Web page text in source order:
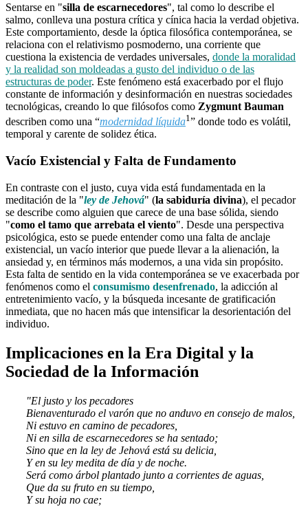
Sentarse en "silla de escarnecedores", tal como lo describe el
salmo, conlleva una postura crítica y cínica hacia la verdad objetiva.
Este comportamiento, desde la óptica filosófica contemporánea, se
relaciona con el relativismo posmoderno, una corriente que
cuestiona la existencia de verdades universales, donde la moralidad
y la realidad son moldeadas a gusto del individuo o de las
estructuras de poder. Este fenómeno está exacerbado por el flujo
constante de información y desinformación en nuestras sociedades
tecnológicas, creando lo que filósofos como Zygmunt Bauman
describen como una “modernidad líquida1 ” donde todo es volátil,
temporal y carente de solidez ética.
Vacío Existencial y Falta de Fundamento
En contraste con el justo, cuya vida está fundamentada en la
meditación de la "ley de Jehová" (la sabiduría divina), el pecador
se describe como alguien que carece de una base sólida, siendo
"como el tamo que arrebata el viento". Desde una perspectiva
psicológica, esto se puede entender como una falta de anclaje
existencial, un vacío interior que puede llevar a la alienación, la
ansiedad y, en términos más modernos, a una vida sin propósito.
Esta falta de sentido en la vida contemporánea se ve exacerbada por
fenómenos como el consumismo desenfrenado, la adicción al
entretenimiento vacío, y la búsqueda incesante de gratificación
inmediata, que no hacen más que intensificar la desorientación del
individuo.
Implicaciones en la Era Digital y la
Sociedad de la Información
"El justo y los pecadores
Bienaventurado el varón que no anduvo en consejo de malos,
Ni estuvo en camino de pecadores,
Ni en silla de escarnecedores se ha sentado;
Sino que en la ley de Jehová está su delicia,
Y en su ley medita de día y de noche.
Será como árbol plantado junto a corrientes de aguas,
Que da su fruto en su tiempo,
Y su hoja no cae;